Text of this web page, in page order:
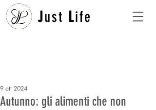
Just Life
Autunno: gli alimenti che non
9 ott 2024